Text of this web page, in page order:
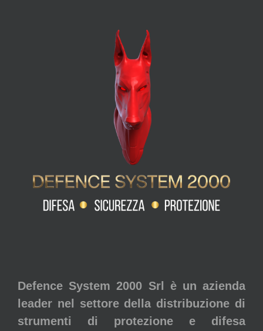
Defence System 2000 Srl è un azienda
leader nel settore della distribuzione di
strumenti di protezione e difesa